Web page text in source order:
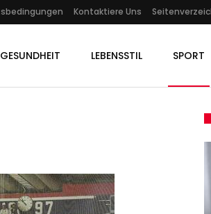
Kontaktiere Uns
GESUNDHEIT LEBENSSTIL SPORT
KULTUR